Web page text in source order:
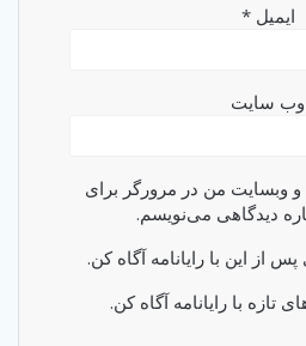
ایمیل*
وب‌ سایت
و وبسایت من در مرورگر برای
دیدگاهی می‌نویسم.
از این با رایانامه آگاه کن.
تازه با رایانامه آگاه کن.